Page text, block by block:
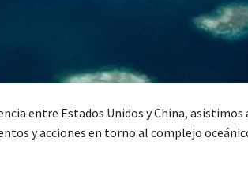
entre Estados Unidos y China, asistimos
y acciones en torno al complejo